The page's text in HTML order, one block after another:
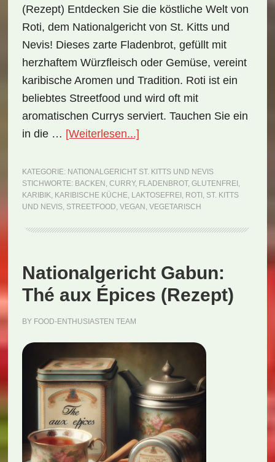
(Rezept) Entdecken Sie die köstliche Welt von
Roti, dem Nationalgericht von St. Kitts und
Nevis! Dieses zarte Fladenbrot, gefüllt mit
herzhaftem Würzfleisch oder Gemüse, vereint
karibische Aromen und Tradition. Roti ist ein
beliebtes Streetfood und wird oft mit
aromatischen Currys serviert. Tauchen Sie ein
in die … [Weiterlesen...]ÜberNationalgericht
Kitts
und
Nevis:
KATEGORIE: NATIONALGERICHT ST. KITTS UND NEVIS
STICHWORTE: BACKEN , CURRY, FLADENBROT, GLUTENFREI ,
KARIBIK, KARIBISCHE KÜCHE, LAKTOSEFREI , ROTI , ST. KITTS
UND NEVIS, STREETFOOD, VEGAN , VEGETARISCH
Nationalgericht Gabun:
Thé aux Épices (Rezept)
BY FOOD-ENTHUSIASTEN TEAM